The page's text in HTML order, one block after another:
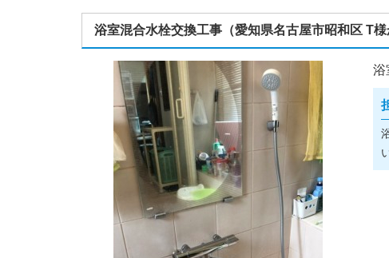
浴室混合水栓交換工事（愛知県名古屋市昭和区 T様
浴